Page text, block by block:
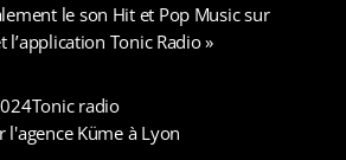
le son Hit et Pop Music sur
Tonic Radio »
Tonic radio
l'agence Küme à Lyon